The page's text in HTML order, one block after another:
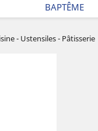
BAPTÊME
- Ustensiles - Pâtisserie